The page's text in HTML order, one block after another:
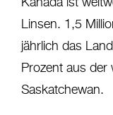
Kanada ist
Linsen. 1,5
jährlich das
Prozent aus der
Saskatchewan.